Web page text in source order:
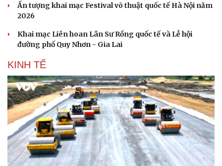
Ấn tượng khai mạc Festival võ thuật quốc tế Hà Nội năm
2026
Khai mạc Liên hoan Lân Sư Rồng quốc tế và Lễ hội
đường phố Quy Nhơn - Gia Lai
KINH TẾ